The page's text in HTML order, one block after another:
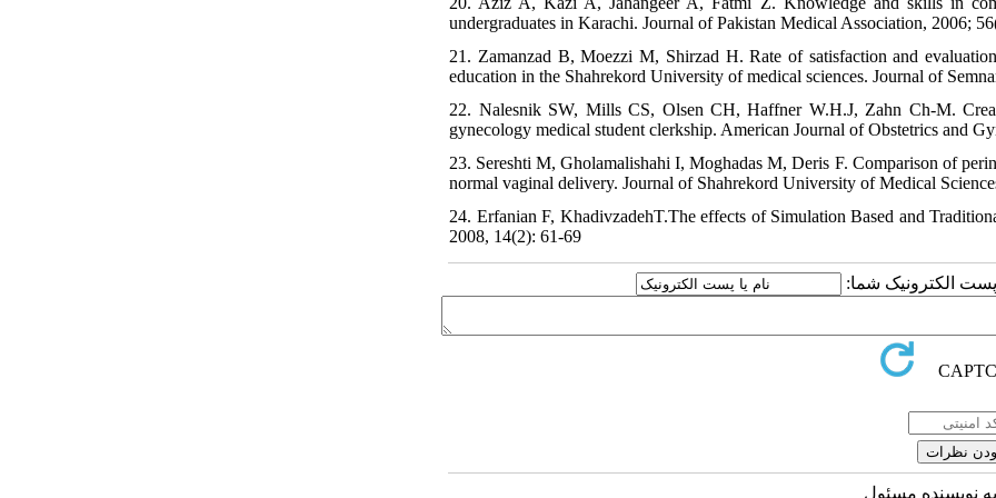
undergraduates in Karachi. Journal of Pakistan Medical Association, 2006;
21. Zamanzad B, Moezzi M, Shirzad H. Rate of satisfaction and
education in the Shahrekord University of medical sciences. Journal of
22. Nalesnik SW, Mills CS, Olsen CH, Haffner W.H.J, Zahn Ch-M.
gynecology medical student clerkship. American Journal of Obstetrics and
23. Sereshti M, Gholamalishahi I, Moghadas M, Deris F. Comparison of
normal vaginal delivery. Journal of Shahrekord University of Medical
24. Erfanian F, KhadivzadehT.The effects of Simulation Based and
2008, 14(2): 61-69
پست الکترونیک شما:
نویسنده مسئول